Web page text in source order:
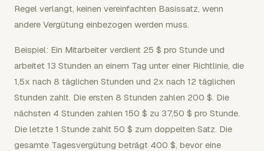
Regel verlangt, keinen vereinfachten Basissatz, wenn
andere Vergütung einbezogen werden muss.
Beispiel: Ein Mitarbeiter verdient 25 $ pro Stunde und
arbeitet 13 Stunden an einem Tag unter einer Richtlinie, die
1,5x nach 8 täglichen Stunden und 2x nach 12 täglichen
Stunden zahlt. Die ersten 8 Stunden zahlen 200 $. Die
nächsten 4 Stunden zahlen 150 $ zu 37,50 $ pro Stunde.
Die letzte 1 Stunde zahlt 50 $ zum doppelten Satz. Die
gesamte Tagesvergütung beträgt 400 $, bevor eine